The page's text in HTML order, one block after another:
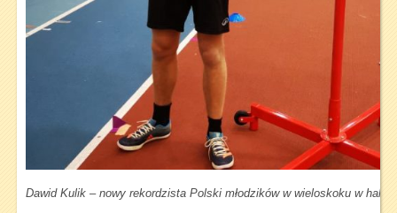
Dawid Kulik – nowy rekordzista Polski młodzików w wieloskoku w hali